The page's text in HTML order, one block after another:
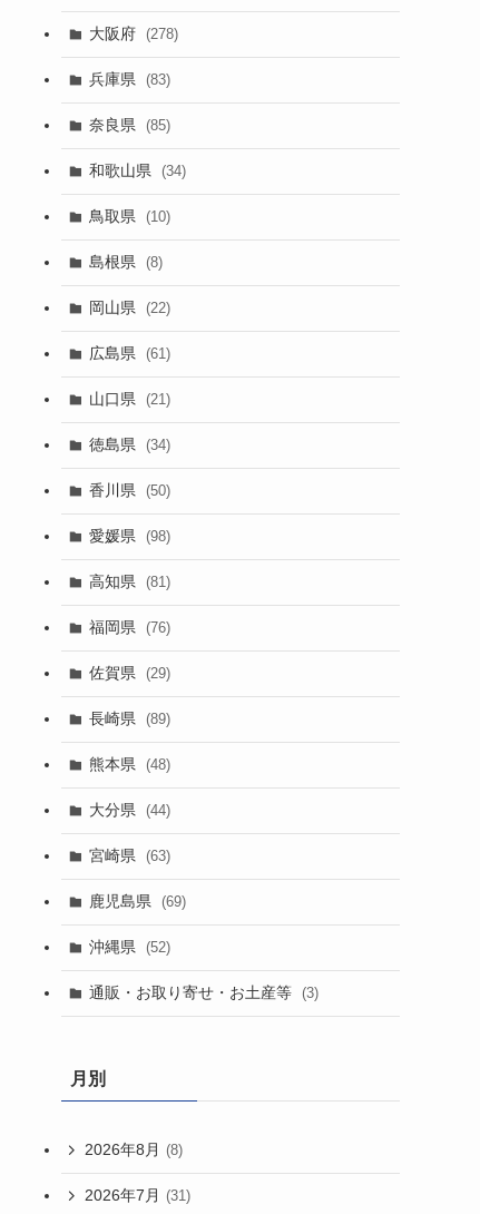
大阪府 (278)
兵庫県 (83)
奈良県 (85)
和歌山県 (34)
鳥取県 (10)
島根県 (8)
岡山県 (22)
広島県 (61)
山口県 (21)
徳島県 (34)
香川県 (50)
愛媛県 (98)
高知県 (81)
福岡県 (76)
佐賀県 (29)
長崎県 (89)
熊本県 (48)
大分県 (44)
宮崎県 (63)
鹿児島県 (69)
沖縄県 (52)
通販・お取り寄せ・お土産等 (3)
月別
2026年8月 (8)
2026年7月 (31)